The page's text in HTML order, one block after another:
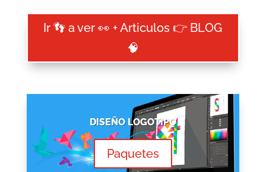
Ir 👣 a ver 👀 + Articulos 👉 BLOG
🧠
DISEÑO LOGOTIPO
Paquetes